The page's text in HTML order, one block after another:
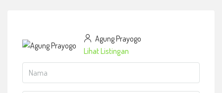
Agung Prayogo
Lihat Listingan